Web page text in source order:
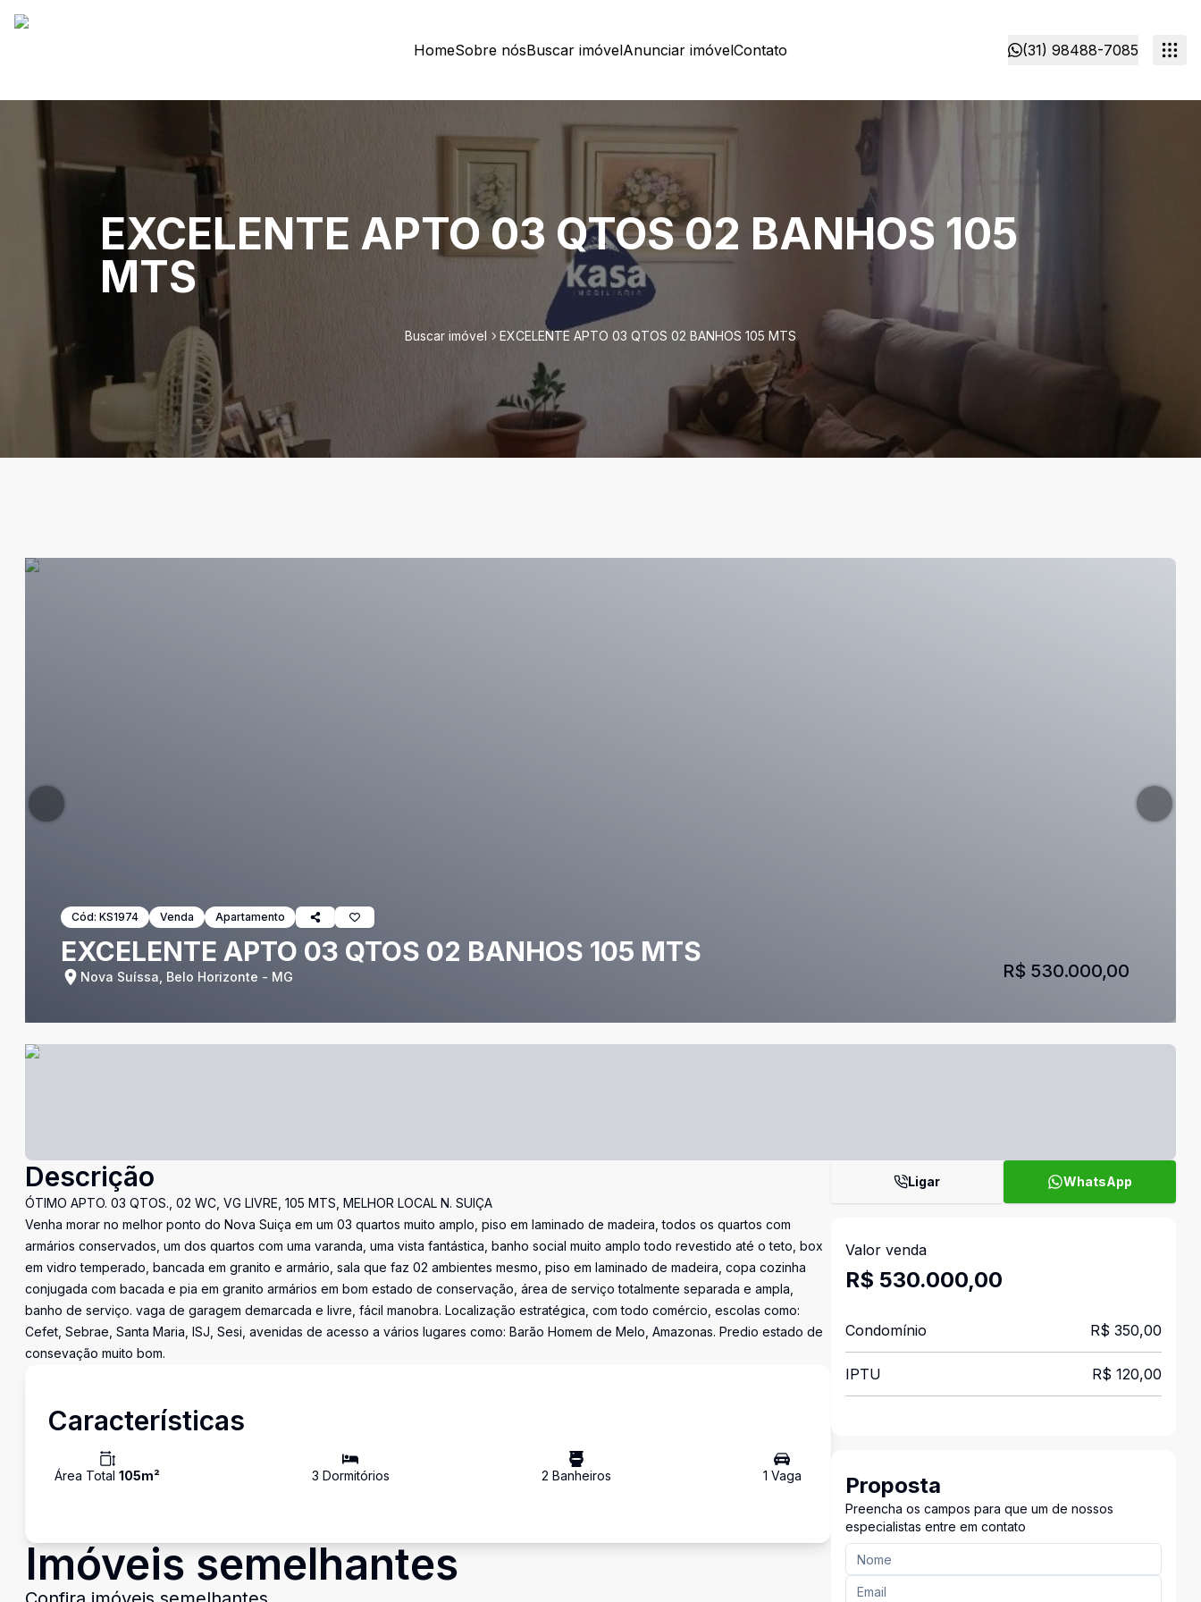
HomeSobre nósBuscar imóvelAnunciar imóvelContato (31) 98488-7085
EXCELENTE APTO 03 QTOS 02 BANHOS 105
MTS
Buscar imóvel EXCELENTE APTO 03 QTOS 02 BANHOS 105 MTS
Cód: KS1974 Venda Apartamento
EXCELENTE APTO 03 QTOS 02 BANHOS 105 MTS
Nova Suíssa, Belo Horizonte - MG R$ 530.000,00
Descrição
ÓTIMO APTO. 03 QTOS., 02 WC, VG LIVRE, 105 MTS, MELHOR LOCAL N. SUIÇA
Venha morar no melhor ponto do Nova Suiça em um 03 quartos muito amplo, piso em laminado de madeira, todos os quartos com
armários conservados, um dos quartos com uma varanda, uma vista fantástica, banho social muito amplo todo revestido até o teto, box
em vidro temperado, bancada em granito e armário, sala que faz 02 ambientes mesmo, piso em laminado de madeira, copa cozinha
conjugada com bacada e pia em granito armários em bom estado de conservação, área de serviço totalmente separada e ampla,
banho de serviço. vaga de garagem demarcada e livre, fácil manobra. Localização estratégica, com todo comércio, escolas como:
Cefet, Sebrae, Santa Maria, ISJ, Sesi, avenidas de acesso a vários lugares como: Barão Homem de Melo, Amazonas. Predio estado de
consevação muito bom.
Características
Área Total 105m² 3 Dormitórios 2 Banheiros 1 Vaga
Imóveis semelhantes
Ligar WhatsApp
Valor venda
R$ 530.000,00
Condomínio R$ 350,00
IPTU R$ 120,00
Proposta
Preencha os campos para que um de nossos
especialistas entre em contato